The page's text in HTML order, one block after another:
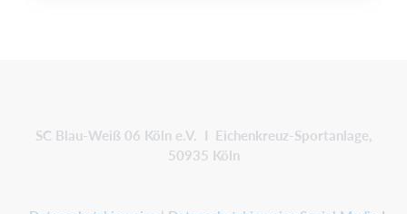
SC Blau-Weiß 06 Köln e.V. I Eichenkreuz-Sportanlage,
50935 Köln